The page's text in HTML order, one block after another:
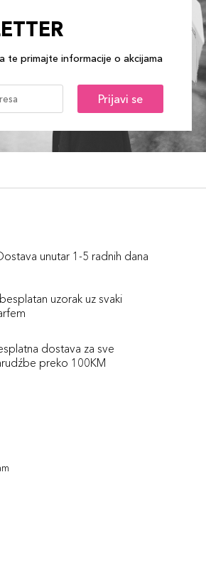
te primajte informacije o akcijama
Prijavi se
unutar 1-5 radnih dana
uzorak uz svaki
dostava za sve
preko 100KM